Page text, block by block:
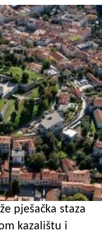
pješačka staza
kazalištu i